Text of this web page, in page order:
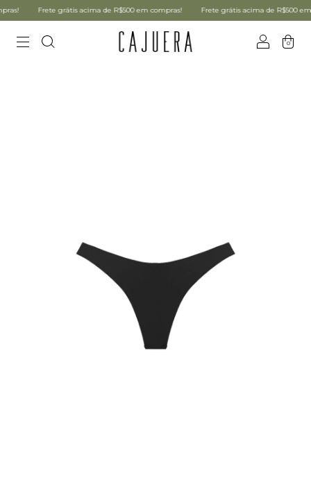
Frete grátis acima de R$500 em compras! Frete grátis acima de R$500 em
0